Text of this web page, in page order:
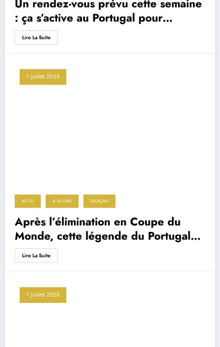
Un rendez-vous prévu cette semaine
: ça s’active au Portugal pour
remplacer Roberto Martinez
Lire La Suite
7 juillet 2026
ACTU A LA UNE SELEÇAO
Après l’élimination en Coupe du
Monde, cette légende du Portugal
dézingue Roberto Martinez
Lire La Suite
7 juillet 2026